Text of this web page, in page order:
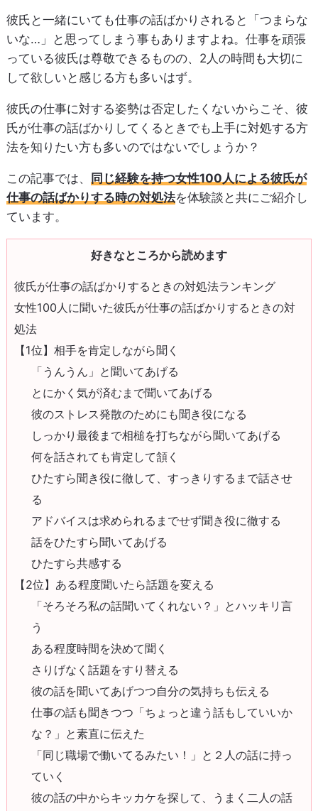
彼氏と一緒にいても仕事の話ばかりされると「つまらな
いな…」と思ってしまう事もありますよね。仕事を頑張
っている彼氏は尊敬できるものの、2人の時間も大切に
して欲しいと感じる方も多いはず。
彼氏の仕事に対する姿勢は否定したくないからこそ、彼
氏が仕事の話ばかりしてくるときでも上手に対処する方
法を知りたい方も多いのではないでしょうか？
この記事では、 同じ経験を持つ女性100人による彼氏が
仕事の話ばかりする時の対処法を体験談と共にご紹介し
ています。
好きなところから読めます
彼氏が仕事の話ばかりするときの対処法ランキング
女性100人に聞いた彼氏が仕事の話ばかりするときの対
処法
【1位】相手を肯定しながら聞く
「うんうん」と聞いてあげる
とにかく気が済むまで聞いてあげる
彼のストレス発散のためにも聞き役になる
しっかり最後まで相槌を打ちながら聞いてあげる
何を話されても肯定して頷く
ひたすら聞き役に徹して、すっきりするまで話させ
る
アドバイスは求められるまでせず聞き役に徹する
話をひたすら聞いてあげる
ひたすら共感する
【2位】ある程度聞いたら話題を変える
「そろそろ私の話聞いてくれない？」とハッキリ言
う
ある程度時間を決めて聞く
さりげなく話題をすり替える
彼の話を聞いてあげつつ自分の気持ちも伝える
仕事の話も聞きつつ「ちょっと違う話もしていいか
な？」と素直に伝えた
「同じ職場で働いてるみたい！」と２人の話に持っ
ていく
彼の話の中からキッカケを探して、うまく二人の話